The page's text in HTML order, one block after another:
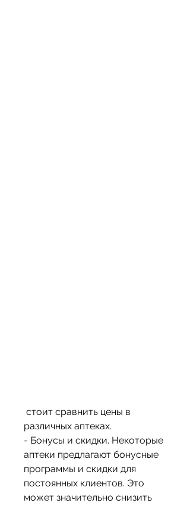
различных аптеках.
- Бонусы и скидки. Некоторые
аптеки предлагают бонусные
программы и скидки для
постоянных клиентов. Это
может значительно снизить